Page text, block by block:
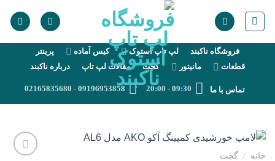
فروشگاه ناکبند لپ تاپ استوک کیس آماده
پرینتر
قطعات
مانیتور گجت مقالات لپ تاپ درباره ناکبند
تماس با ما 09:30 - 20:00
09196953858 - 02165835680
خانه / گجت